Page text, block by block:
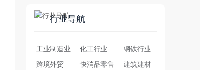
行业导航
工业制造业 化工行业
钢铁行业
跨境外贸
快消品零售
建筑建材